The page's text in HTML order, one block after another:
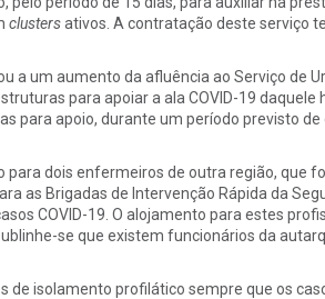
clustersativos. A contratação deste serviço
a um aumento da afluência ao Serviço de
para apoiar a ala COVID-19 daquele
para apoio, durante um período previsto
dois enfermeiros de outra região, que
as Brigadas de Intervenção Rápida da
COVID-19. O alojamento para estes
se que existem funcionários da
de isolamento profilático sempre que os